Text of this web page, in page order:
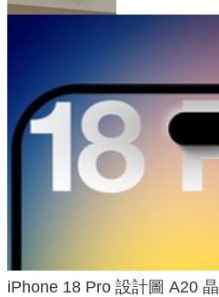
iPhone 18 Pro 設計圖 A20